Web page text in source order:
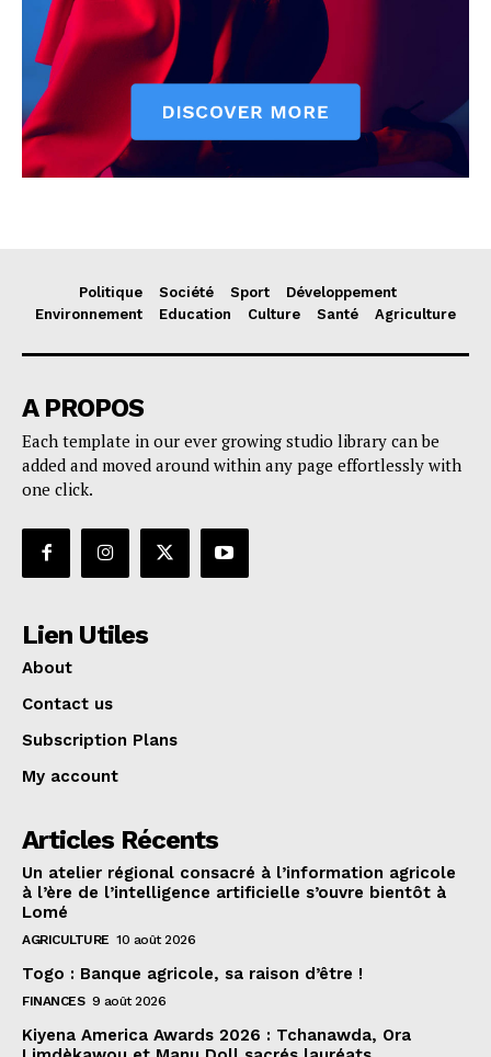
Politique Société Sport
Développement
Environnement
Education Culture Santé Agriculture
A PROPOS
Each template in our ever growing studio library can be
added and moved around within any page effortlessly with
one click.
Lien Utiles
About
Contact us
Subscription Plans
My account
Articles Récents
Un atelier régional consacré à l’information agricole
à l’ère de l’intelligence artificielle s’ouvre bientôt à
Lomé
AGRICULTURE 10 août 2026
Togo : Banque agricole, sa raison d’être !
FINANCES 9 août 2026
Kiyena America Awards 2026 : Tchanawda, Ora